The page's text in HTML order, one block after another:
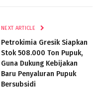
NEXT ARTICLE
Petrokimia Gresik Siapkan
Stok 508.000 Ton Pupuk,
Guna Dukung Kebijakan
Baru Penyaluran Pupuk
Bersubsidi